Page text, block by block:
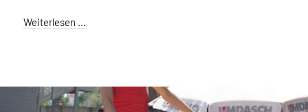
Weiterlesen …